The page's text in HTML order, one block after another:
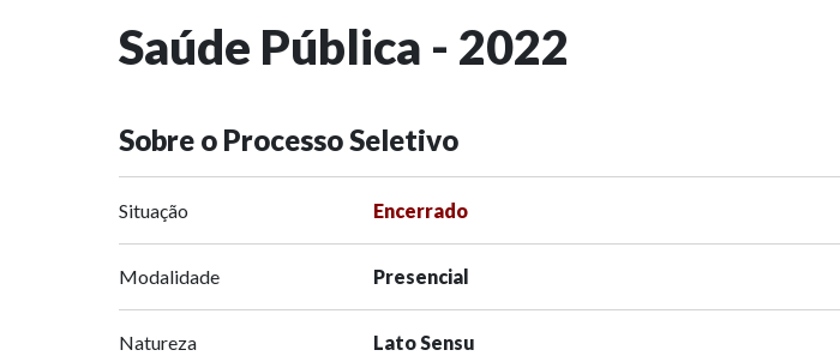
Saúde Pública - 2022
Sobre o Processo Seletivo
Situação Encerrado
Modalidade Presencial
Natureza Lato Sensu